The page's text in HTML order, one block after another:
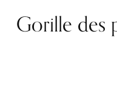
Gorille des